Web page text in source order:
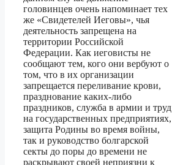
головинцев очень напоминает тех
же «Свидетелей Иеговы», чья
деятельность запрещена на
территории Российской
Федерации. Как иеговисты не
сообщают тем, кого они вербуют о
том, что в их организации
запрещается переливание крови,
празднование каких-либо
праздников, служба в армии и труд
на государственных предприятиях,
защита Родины во время войны,
так и руководство болгарской
секты до поры до времени не
раскрывают своей неприязни к